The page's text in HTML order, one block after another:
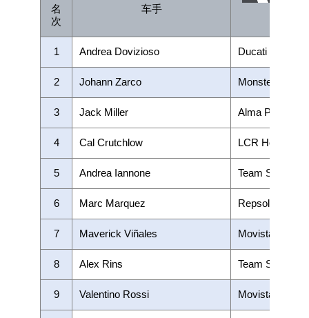
名
次
车手
1 Andrea Dovizioso Ducati Team
2 Johann Zarco Monster
3 Jack Miller Alma Pramac
4 Cal Crutchlow LCR Honda
5 Andrea Iannone Team SUZUKI
6 Marc Marquez Repsol Honda
7 Maverick Viñales Movistar
8 Alex Rins Team SUZUKI
9 Valentino Rossi Movistar